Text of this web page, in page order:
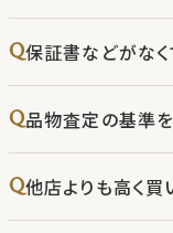
保証書などがなく
品物査定の基準
他店よりも高く買